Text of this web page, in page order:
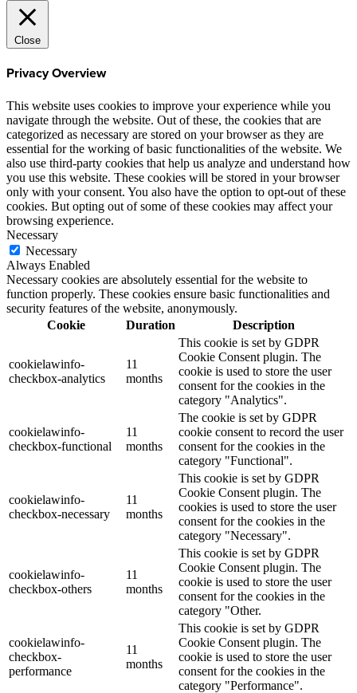
Close
Privacy Overview
This website uses cookies to improve your experience while you
navigate through the website. Out of these, the cookies that are
categorized as necessary are stored on your browser as they are
essential for the working of basic functionalities of the website. We
also use third-party cookies that help us analyze and understand how
you use this website. These cookies will be stored in your browser
only with your consent. You also have the option to opt-out of these
cookies. But opting out of some of these cookies may affect your
browsing experience.
Necessary
Necessary
Always Enabled
Necessary cookies are absolutely essential for the website to
function properly. These cookies ensure basic functionalities and
security features of the website, anonymously.
Cookie
Duration Description
cookielawinfo-
checkbox-analytics
11
months
This cookie is set by GDPR
Cookie Consent plugin. The
cookie is used to store the user
consent for the cookies in the
category "Analytics".
cookielawinfo-
checkbox-functional
11
months
The cookie is set by GDPR
cookie consent to record the user
consent for the cookies in the
category "Functional".
cookielawinfo-
checkbox-necessary
11
months
This cookie is set by GDPR
Cookie Consent plugin. The
cookies is used to store the user
consent for the cookies in the
category "Necessary".
cookielawinfo-
checkbox-others
11
months
This cookie is set by GDPR
Cookie Consent plugin. The
cookie is used to store the user
consent for the cookies in the
category "Other.
cookielawinfo-
checkbox-
performance
11
months
This cookie is set by GDPR
Cookie Consent plugin. The
cookie is used to store the user
consent for the cookies in the
category "Performance".